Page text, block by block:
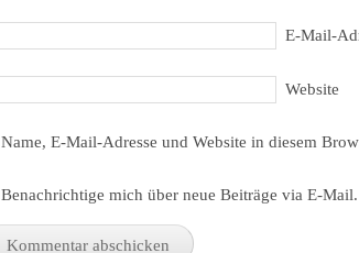
E-Mail-
Website
Name, E-Mail-Adresse und Website in diesem
Benachrichtige mich über neue Beiträge via E-Mail.